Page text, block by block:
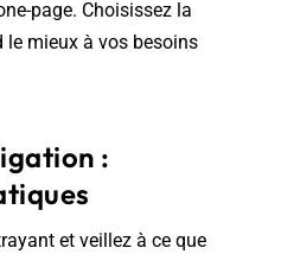
page. Choisissez la
mieux à vos besoins
:
et veillez à ce que